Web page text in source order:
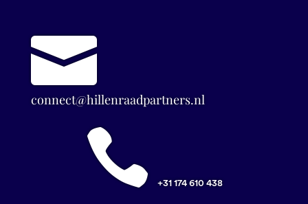

connect@hillenraadpartners.nl
 +31 174 610 438